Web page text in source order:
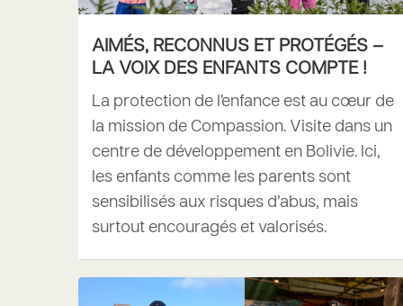
AIMÉS, RECONNUS ET PROTÉGÉS –
LA VOIX DES ENFANTS COMPTE !
La protection de l’enfance est au cœur de
la mission de Compassion. Visite dans un
centre de développement en Bolivie. Ici,
les enfants comme les parents sont
sensibilisés aux risques d’abus, mais
surtout encouragés et valorisés.